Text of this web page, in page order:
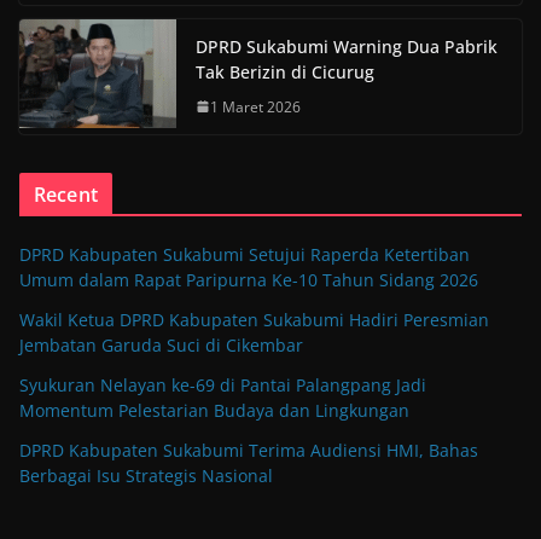
DPRD Sukabumi Warning Dua Pabrik
Tak Berizin di Cicurug
1 Maret 2026
Recent
DPRD Kabupaten Sukabumi Setujui Raperda Ketertiban
Umum dalam Rapat Paripurna Ke-10 Tahun Sidang 2026
Wakil Ketua DPRD Kabupaten Sukabumi Hadiri Peresmian
Jembatan Garuda Suci di Cikembar
Syukuran Nelayan ke-69 di Pantai Palangpang Jadi
Momentum Pelestarian Budaya dan Lingkungan
DPRD Kabupaten Sukabumi Terima Audiensi HMI, Bahas
Berbagai Isu Strategis Nasional